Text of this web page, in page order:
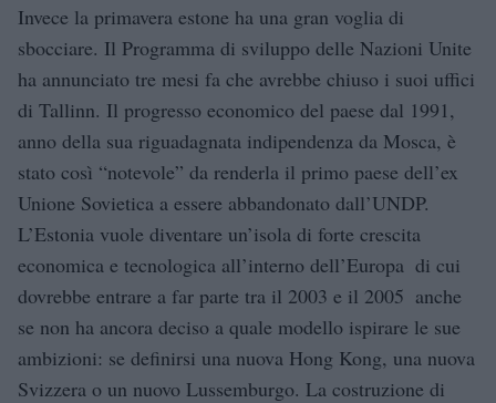
Invece la primavera estone ha una gran voglia di
sbocciare. Il Programma di sviluppo delle Nazioni Unite
ha annunciato tre mesi fa che avrebbe chiuso i suoi uffici
di Tallinn. Il progresso economico del paese dal 1991,
anno della sua riguadagnata indipendenza da Mosca, è
stato così “notevole” da renderla il primo paese dell’ex
Unione Sovietica a essere abbandonato dall’UNDP.
L’Estonia vuole diventare un’isola di forte crescita
economica e tecnologica all’interno dell’Europa ­ di cui
dovrebbe entrare a far parte tra il 2003 e il 2005 ­ anche
se non ha ancora deciso a quale modello ispirare le sue
ambizioni: se definirsi una nuova Hong Kong, una nuova
Svizzera o un nuovo Lussemburgo. La costruzione di